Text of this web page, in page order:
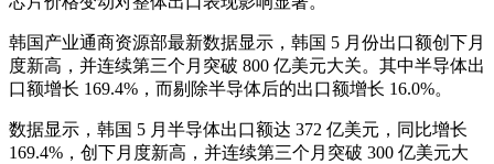
韩国产业通商资源部最新数据显示，韩国 5 月份出口额创下月
度新高，并连续第三个月突破 800 亿美元大关。其中半导体出
口额增长 169.4%，而剔除半导体后的出口额增长 16.0%。
数据显示，韩国 5 月半导体出口额达 372 亿美元，同比增长
169.4%，创下月度新高，并连续第三个月突破 300 亿美元大